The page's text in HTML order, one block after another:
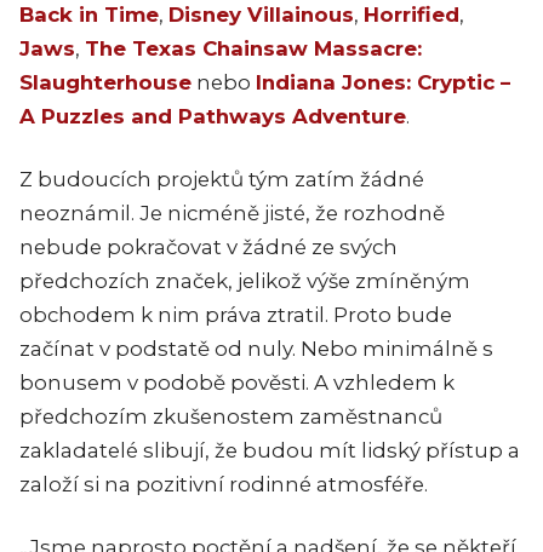
Back in Time, Disney Villainous, Horrified,
Jaws, The Texas Chainsaw Massacre:
Slaughterhouse nebo Indiana Jones: Cryptic –
A Puzzles and Pathways Adventure.
Z budoucích projektů tým zatím žádné
neoznámil. Je nicméně jisté, že rozhodně
nebude pokračovat v žádné ze svých
předchozích značek, jelikož výše zmíněným
obchodem k nim práva ztratil. Proto bude
začínat v podstatě od nuly. Nebo minimálně s
bonusem v podobě pověsti. A vzhledem k
předchozím zkušenostem zaměstnanců
zakladatelé slibují, že budou mít lidský přístup a
založí si na pozitivní rodinné atmosféře.
„Jsme naprosto poctění a nadšení, že se někteří